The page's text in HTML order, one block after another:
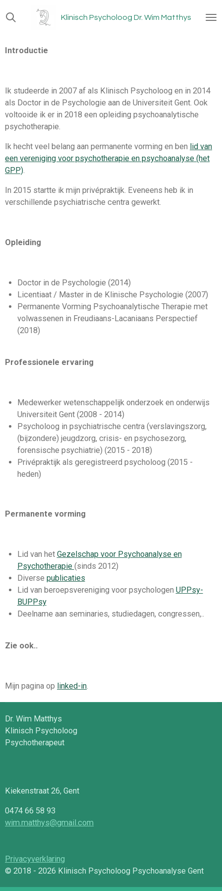
Ga
direct
de
Klinisch Psycholoog Dr. Wim Matthys
Introductie
Ik studeerde in 2007 af als Klinisch Psycholoog en in 2014
als Doctor in de Psychologie aan de Universiteit Gent. Ook
voltooide ik er in 2018 een opleiding psychoanalytische
psychotherapie.
Ik hecht veel belang aan permanente vorming en ben lid van
een vereniging voor psychotherapie en psychoanalyse (het
GPP).
In 2015 startte ik mijn privépraktijk. Eveneens heb ik in
verschillende psychiatrische centra gewerkt.
Opleiding
Doctor in de Psychologie (2014)
Licentiaat / Master in de Klinische Psychologie (2007)
Permanente Vorming Psychoanalytische Therapie met
volwassenen in Freudiaans-Lacaniaans Perspectief
(2018)
Professionele ervaring
Medewerker wetenschappelijk onderzoek en onderwijs
Universiteit Gent (2008 - 2014)
Psycholoog in psychiatrische centra (verslavingszorg,
(bijzondere) jeugdzorg, crisis- en psychosezorg,
forensische psychiatrie) (2015 - 2018)
Privépraktijk als geregistreerd psycholoog (2015 -
heden)
Permanente vorming
Lid van het Gezelschap voor Psychoanalyse en
Psychotherapie (sinds 2012)
Diverse publicaties
Lid van beroepsvereniging voor psychologen UPPsy-
BUPPsy
Deelname aan seminaries, studiedagen, congressen,..
Zie ook..
Mijn pagina op linked-in.
Dr. Wim Matthys
Klinisch Psycholoog
Psychotherapeut
Kiekenstraat 26, Gent
0474 66 58 93
wim.matthys@gmail.com
Privacyverklaring
© 2018 - 2026 Klinisch Psycholoog Psychoanalyse Gent